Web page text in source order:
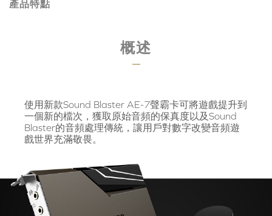
產品特點
概述
使用新款Sound Blaster AE-7聲霸卡可將遊戲提升到
一個新的檔次，獲取原始音頻的保真度以及Sound
Blaster的音頻處理傳統，讓用戶對數字改變音頻遊
戲世界充滿敬畏。